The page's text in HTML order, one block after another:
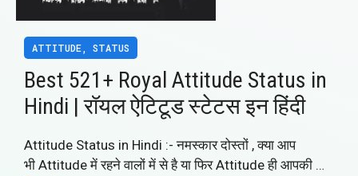
ATTITUDE, STATUS
Best 521+ Royal Attitude Status in
Hindi | रॉयल ऐटिटूड स्टेटस इन हिंदी
Attitude Status in Hindi :- नमस्कार दोस्तों , क्या आप
भी Attitude में रहने वालों में से है या फिर Attitude ही आपकी …